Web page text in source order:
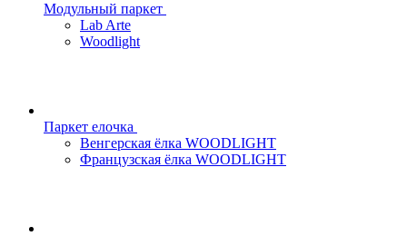
Модульный паркет
Lab Arte
Woodlight
Паркет елочка
Венгерская ёлка WOODLIGHT
Французская ёлка WOODLIGHT